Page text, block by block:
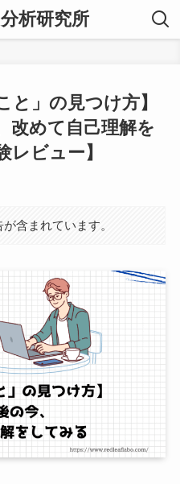
析研究所
と」の見つけ方】
改めて自己理解を
レビュー】
含まれています。